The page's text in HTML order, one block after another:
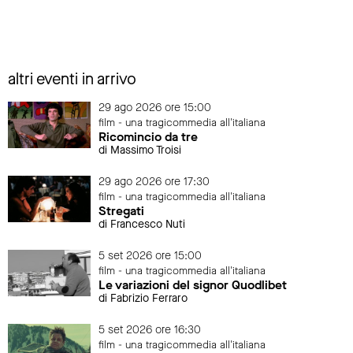
altri eventi in arrivo
29 ago 2026 ore 15:00
film - una tragicommedia all'italiana
Ricomincio da tre
di Massimo Troisi
29 ago 2026 ore 17:30
film - una tragicommedia all'italiana
Stregati
di Francesco Nuti
5 set 2026 ore 15:00
film - una tragicommedia all'italiana
Le variazioni del signor Quodlibet
di Fabrizio Ferraro
5 set 2026 ore 16:30
film - una tragicommedia all'italiana